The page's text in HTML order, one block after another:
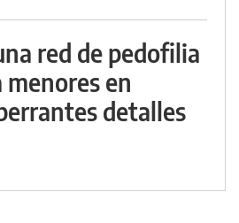
red de pedofilia
menores en
detalles